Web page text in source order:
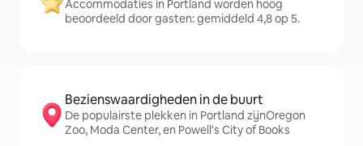
Accommodaties in Portland worden hoog
beoordeeld door gasten: gemiddeld 4,8 op 5.
Bezienswaardigheden in de buurt
De populairste plekken in Portland zijnOregon
Zoo, Moda Center, en Powell's City of Books